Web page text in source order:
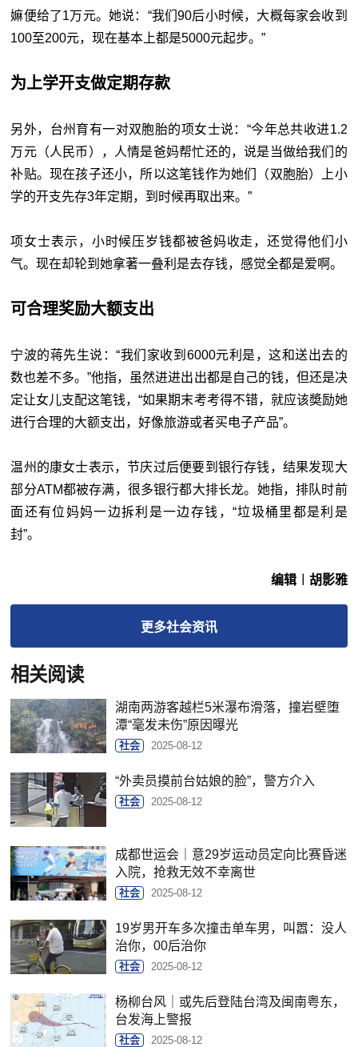
嫲便给了1万元。她说：“我们90后小时候，大概每家会收到
100至200元，现在基本上都是5000元起步。”
为上学开支做定期存款
另外，台州育有一对双胞胎的项女士说：“今年总共收进1.2
万元（人民币），人情是爸妈帮忙还的，说是当做给我们的
补贴。现在孩子还小，所以这笔钱作为她们（双胞胎）上小
学的开支先存3年定期，到时候再取出来。”
项女士表示，小时候压岁钱都被爸妈收走，还觉得他们小
气。现在却轮到她拿著一叠利是去存钱，感觉全都是爱啊。
可合理奖励大额支出
宁波的蒋先生说：“我们家收到6000元利是，这和送出去的
数也差不多。”他指，虽然进进出出都是自己的钱，但还是决
定让女儿支配这笔钱，“如果期末考考得不错，就应该奬励她
进行合理的大额支出，好像旅游或者买电子产品”。
温州的康女士表示，节庆过后便要到银行存钱，结果发现大
部分ATM都被存满，很多银行都大排长龙。她指，排队时前
面还有位妈妈一边拆利是一边存钱，“垃圾桶里都是利是
封”。
编辑︱胡影雅
更多社会资讯
相关阅读
湖南两游客越栏5米瀑布滑落，撞岩壁堕
潭“毫发未伤”原因曝光
社会 2025-08-12
“外卖员摸前台姑娘的脸”，警方介入
社会 2025-08-12
成都世运会｜意29岁运动员定向比赛昏迷
入院，抢救无效不幸离世
社会 2025-08-12
19岁男开车多次撞击单车男，叫嚣：没人
治你，00后治你
社会 2025-08-12
杨柳台风｜或先后登陆台湾及闽南粤东，
台发海上警报
社会 2025-08-12